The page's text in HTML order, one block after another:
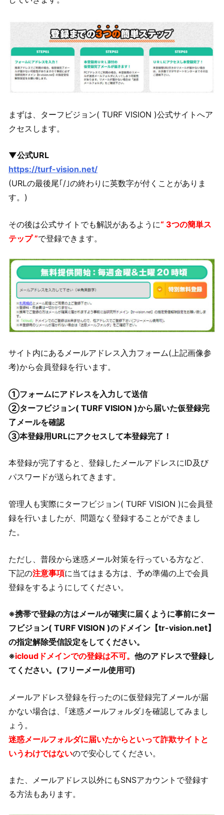
まずは、ターフビジョン( TURF VISION )公式サイトへア
クセスします。
▼公式URL
https://turf-vision.net/
(URLの最後尾｢/｣の終わりに英数字が付くことがありま
す。)
その後は公式サイトでも解説があるように“ 3つの簡単ス
テップ ”で登録できます。
サイト内にあるメールアドレス入力フォーム(上記画像参
考)から会員登録を行います。
①フォームにアドレスを入力して送信
②ターフビジョン( TURF VISION )から届いた仮登録完
了メールを確認
③本登録用URLにアクセスして本登録完了！
本登録が完了すると、登録したメールアドレスにID及び
パスワードが送られてきます。
管理人も実際にターフビジョン( TURF VISION )に会員登
録を行いましたが、問題なく登録することができまし
た。
ただし、普段から迷惑メール対策を行っている方など、
下記の注意事項に当てはまる方は、予め準備の上で会員
登録をするようにしてください。
※携帯で登録の方はメールが確実に届くように事前にター
フビジョン( TURF VISION )のドメイン【tr-vision.net】
の指定解除受信設定をしてください。
※icloudドメインでの登録は不可。 他のアドレスで登録し
てください。(フリーメール使用可)
メールアドレス登録を行ったのに仮登録完了メールが届
かない場合は、｢迷惑メールフォルダ｣を確認してみまし
ょう。
迷惑メールフォルダに届いたからといって詐欺サイトと
いうわけではないので安心してください。
また、メールアドレス以外にもSNSアカウントで登録す
る方法もあります。